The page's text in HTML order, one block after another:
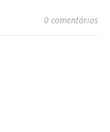
0 comentários